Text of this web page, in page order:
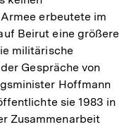
erbeutete im
Beirut eine größere
militärische
Gespräche von
Hoffmann
sie 1983 in
Zusammenarbeit